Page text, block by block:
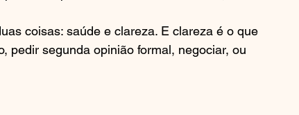
coisas: saúde e clareza. E clareza é o que
segunda opinião formal, negociar, ou